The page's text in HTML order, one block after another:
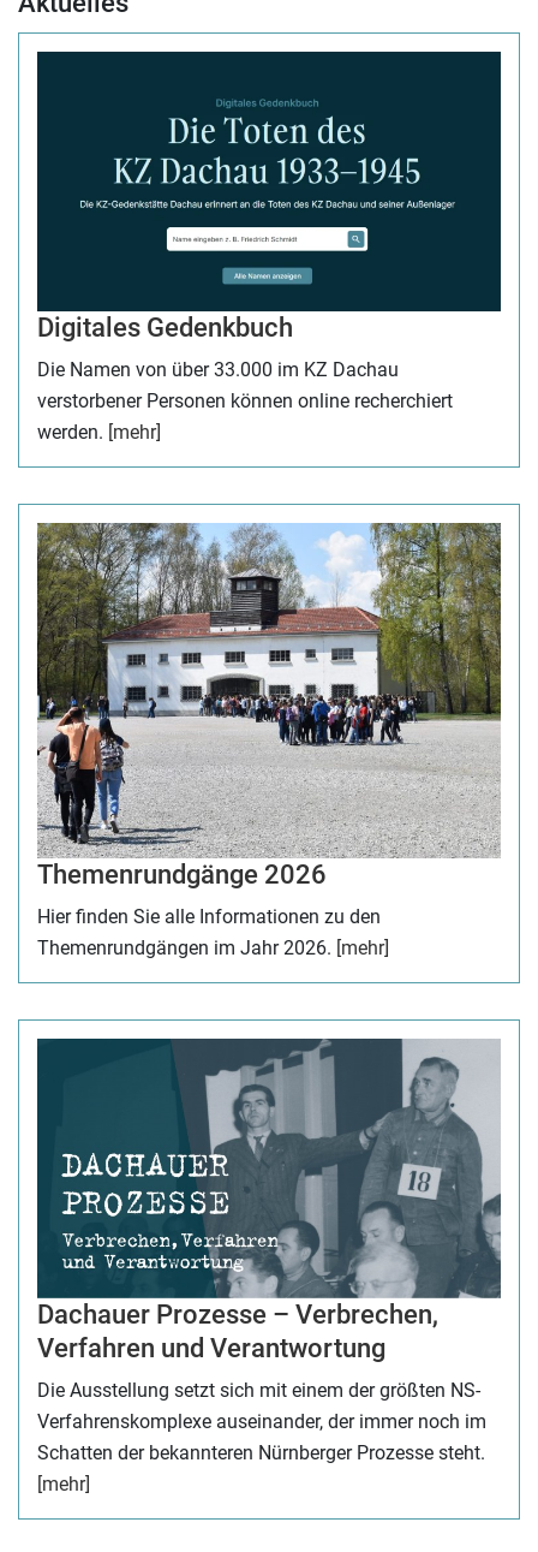
Digitales Gedenkbuch
Die Namen von über 33.000 im KZ Dachau
verstorbener Personen können online recherchiert
werden. [mehr]
Themenrundgänge 2026
Hier finden Sie alle Informationen zu den
Themenrundgängen im Jahr 2026. [mehr]
Dachauer Prozesse – Verbrechen,
Verfahren und Verantwortung
Die Ausstellung setzt sich mit einem der größten NS-
Verfahrenskomplexe auseinander, der immer noch im
Schatten der bekannteren Nürnberger Prozesse steht.
[mehr]